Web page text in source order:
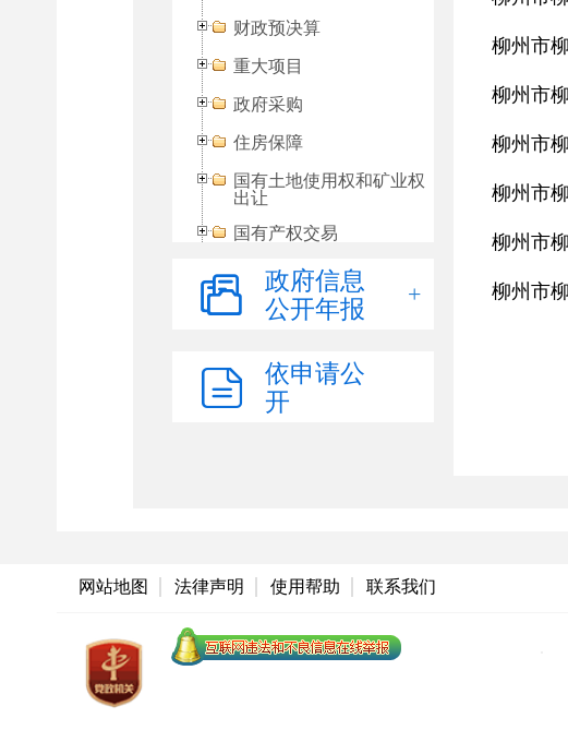
财政预决算
重大项目
政府采购
住房保障
国有土地使用权和矿业权
出让
国有产权交易
食品药品监管
乡村振兴
教育领域
水环境质量监测
审批
政府信息
公开年报
依申请公
开
网站地图 法律声明 使用帮助 联系我们